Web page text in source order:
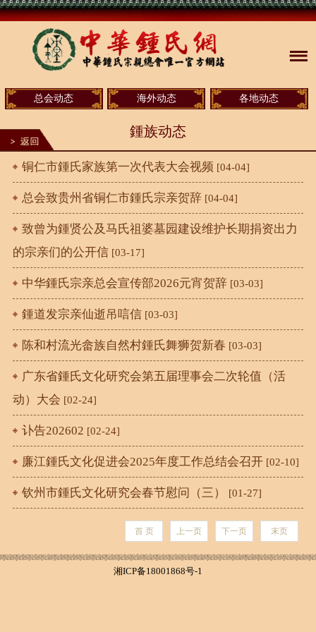
总会动态 海外动态 各地动态
鍾族动态
铜仁市鍾氏家族第一次代表大会视频 [04-04]
总会致贵州省铜仁市鍾氏宗亲贺辞 [04-04]
致曾为鍾贤公及马氏祖婆墓园建设维护长期捐资出力
的宗亲们的公开信 [03-17]
中华鍾氏宗亲总会宣传部2026元宵贺辞 [03-03]
鍾道发宗亲仙逝吊唁信 [03-03]
陈和村流光畲族自然村鍾氏舞狮贺新春 [03-03]
广东省鍾氏文化研究会第五届理事会二次轮值（活
动）大会 [02-24]
讣告202602 [02-24]
廉江鍾氏文化促进会2025年度工作总结会召开 [02-10]
钦州市鍾氏文化研究会春节慰问（三） [01-27]
首 页 上一页 下一页 末页
湘ICP备18001868号-1